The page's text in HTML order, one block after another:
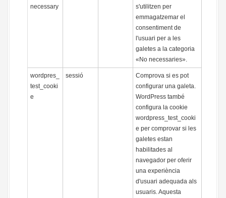
necessary
s'utilitzen per
emmagatzemar el
consentiment de
l'usuari per a les
galetes a la categoria
«No necessaries».
wordpres_
test_cooki
e
sessió
Comprova si es pot
configurar una galeta.
WordPress també
configura la cookie
wordpress_test_cooki
e per comprovar si les
galetes estan
habilitades al
navegador per oferir
una experiència
d'usuari adequada als
usuaris. Aquesta